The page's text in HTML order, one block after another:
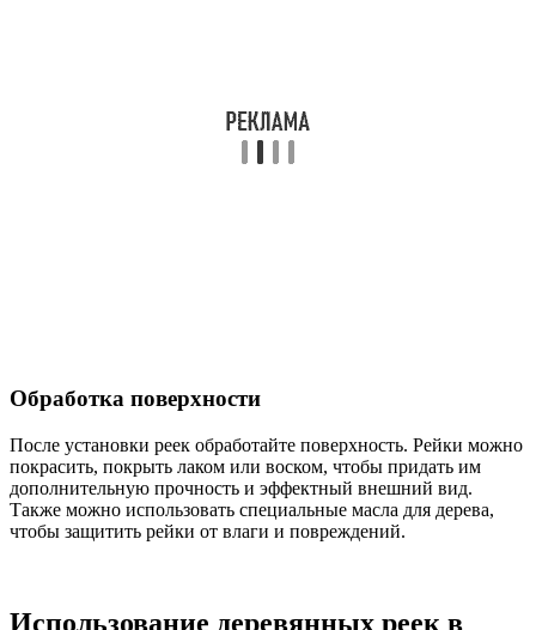
Обработка поверхности
После установки реек обработайте поверхность. Рейки можно
покрасить, покрыть лаком или воском, чтобы придать им
дополнительную прочность и эффектный внешний вид.
Также можно использовать специальные масла для дерева,
чтобы защитить рейки от влаги и повреждений.
Использование деревянных реек в